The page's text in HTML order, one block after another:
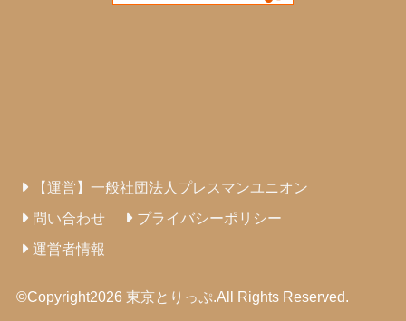
【運営】一般社団法人プレスマンユニオン
問い合わせ
プライバシーポリシー
運営者情報
©Copyright2026 東京とりっぷ.All Rights Reserved.